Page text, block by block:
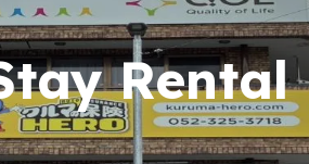
Rental